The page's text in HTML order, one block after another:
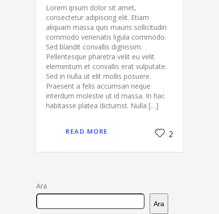
Lorem ipsum dolor sit amet,
consectetur adipiscing elit. Etiam
aliquam massa quis mauris sollicitudin
commodo venenatis ligula commodo.
Sed blandit convallis dignissim.
Pellentesque pharetra velit eu velit
elementum et convallis erat vulputate.
Sed in nulla ut elit mollis posuere.
Praesent a felis accumsan neque
interdum molestie ut id massa. In hac
habitasse platea dictumst. Nulla […]
READ MORE 2
Ara
Ara